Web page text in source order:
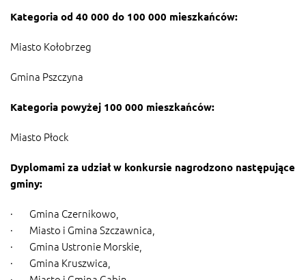
Kategoria od 40 000 do 100 000 mieszkańców:
Miasto Kołobrzeg
Gmina Pszczyna
Kategoria powyżej 100 000 mieszkańców:
Miasto Płock
Dyplomami za udział w konkursie nagrodzono następujące
gminy:
· Gmina Czernikowo,
· Miasto i Gmina Szczawnica,
· Gmina Ustronie Morskie,
· Gmina Kruszwica,